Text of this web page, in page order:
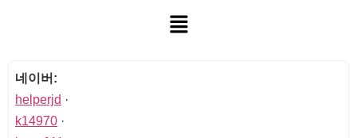
네이버:
helperjd ·
k14970 ·